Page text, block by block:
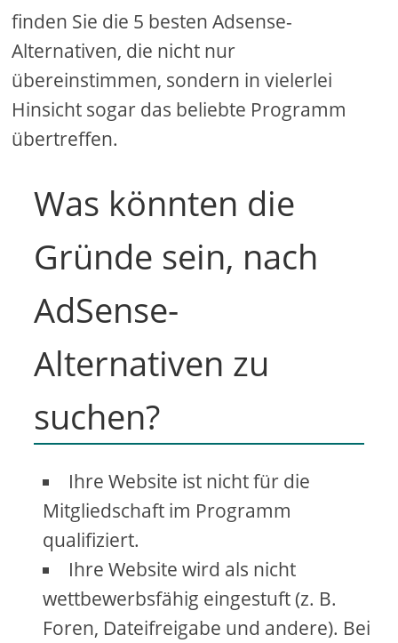
finden Sie die 5 besten Adsense-
Alternativen, die nicht nur
übereinstimmen, sondern in vielerlei
Hinsicht sogar das beliebte Programm
übertreffen.
Was könnten die
Gründe sein, nach
AdSense-
Alternativen zu
suchen?
Ihre Website ist nicht für die
Mitgliedschaft im Programm
qualifiziert.
Ihre Website wird als nicht
wettbewerbsfähig eingestuft (z. B.
Foren, Dateifreigabe und andere). Bei